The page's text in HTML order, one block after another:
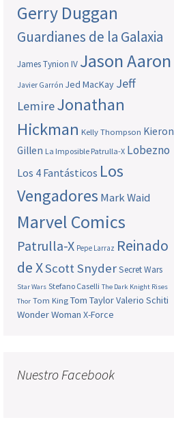
Gerry Duggan
Guardianes de la Galaxia
James Tynion IV Jason Aaron
Javier Garrón Jed MacKay Jeff
LemireJonathan
Hickman Kelly Thompson Kieron
Gillen La Imposible Patrulla-X Lobezno
Los 4 Fantásticos Los
Vengadores Mark Waid
Marvel Comics
Patrulla-X Pepe Larraz Reinado
de XScott SnyderSecret Wars
Star Wars Stefano Caselli The Dark Knight Rises
Thor Tom King Tom TaylorValerio Schiti
Wonder Woman X-Force
Nuestro Facebook